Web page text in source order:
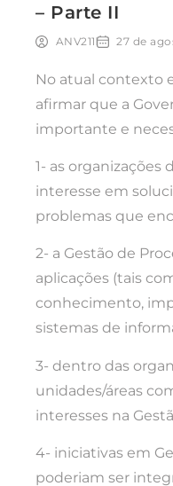
– Parte II
ANV211 27 de
No atual contexto
afirmar que a
importante e
1- as
interesse em
problemas que
2- a Gestão de
aplicações (tais
conhecimento,
sistemas de
3- dentro das
unidades/áreas
interesses na
4- iniciativas em
poderiam ser